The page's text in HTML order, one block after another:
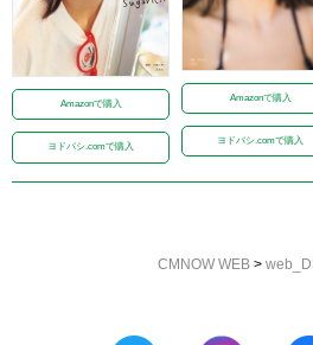
Amazonで購入
ヨドバシ.comで購入
Amazonで購入
ヨドバシ.comで購入
CMNOW WEB >